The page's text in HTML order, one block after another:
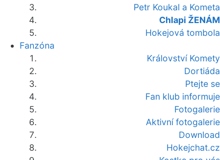
Petr Koukal a Kometa
Chlapi ŽENÁM
Hokejová tombola
Fanzóna
Království Komety
Dortiáda
Ptejte se
Fan klub informuje
Fotogalerie
Aktivní fotogalerie
Download
Hokejchat.cz